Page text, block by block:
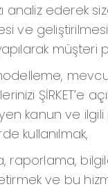
analiz ederek
ve
müşteri
ŞİRKET’e
kanun ve
kullanılmak,
ve bu